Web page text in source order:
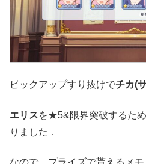
ピックアップすり抜けでチカ(
エリスを★5&限界突破するた
りました．